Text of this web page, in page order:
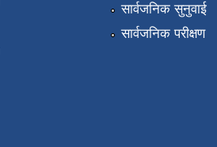
सार्वजनिक सुनुवाई
सार्वजनिक परीक्षण